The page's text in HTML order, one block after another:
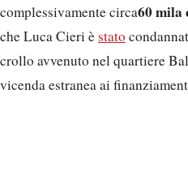
complessivamente circa60 mila
che Luca Cieri èstato
crollo avvenuto nel quartiere
vicenda estranea ai